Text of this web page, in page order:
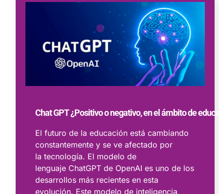
Chat GPT ¿Positivo o negativo, en el ámbito de
El futuro de la educación está cambiando
constantemente y se ve afectado por
la tecnología. El modelo de
lenguaje ChatGPT de OpenAI es uno de los
desarrollos más recientes en esta
evolución. Este modelo de inteligencia